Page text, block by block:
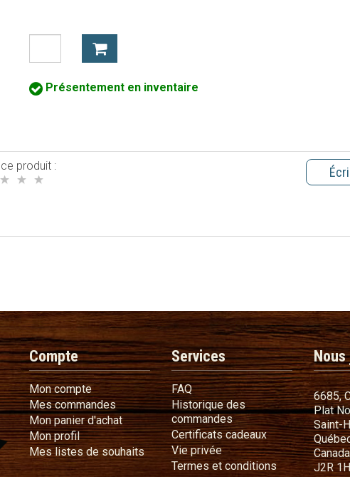
Présentement en inventaire
produit :
Compte
Mon compteMon compte
Mes commandesMes commandes
Mon panier d'achatMon panier d'achat
Mon profilMon profil
Mes listes de souhaitsMes listes de souhaits
Services
FAQFAQ
Historique des
commandesHistorique des
Certificats cadeauxCertificats
Vie privéeVie privée
Termes et conditionsTermes et
6685,
Plat
Saint-
Canada
J2R